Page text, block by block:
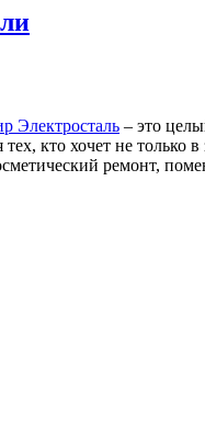
Электросталь – это
кто хочет не
ремонт,